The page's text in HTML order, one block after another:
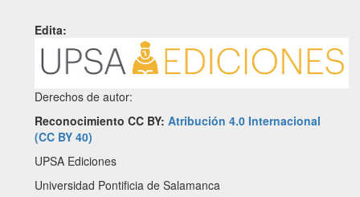
Edita:
Derechos de autor:
Reconocimiento CC BY: Atribución 4.0 Internacional
(CC BY 40)
UPSA Ediciones
Universidad Pontificia de Salamanca